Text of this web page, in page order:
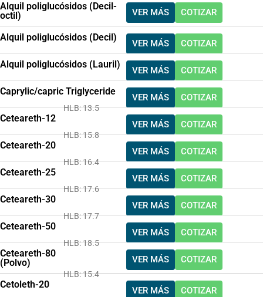
Alquil poliglucósidos (Decil-
octil)
VER MÁS COTIZAR
Alquil poliglucósidos (Decil)
VER MÁS COTIZAR
Alquil poliglucósidos (Lauril)
VER MÁS COTIZAR
Caprylic/capric Triglyceride
VER MÁS COTIZAR
Ceteareth-12
HLB: 13.5
VER MÁS COTIZAR
Ceteareth-20
HLB: 15.8
VER MÁS COTIZAR
Ceteareth-25
HLB: 16.4
VER MÁS COTIZAR
Ceteareth-30
HLB: 17.6
VER MÁS COTIZAR
Ceteareth-50
HLB: 17.7
VER MÁS COTIZAR
Ceteareth-80
(Polvo)
HLB: 18.5
VER MÁS COTIZAR
Cetoleth-20
HLB: 15.4
VER MÁS COTIZAR